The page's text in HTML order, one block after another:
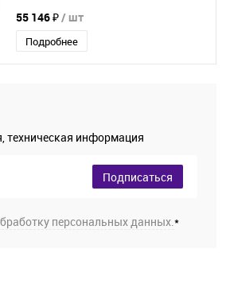
55 146 ₽/ шт
Подробнее
техническая информация
Подписаться
персональных данных.*